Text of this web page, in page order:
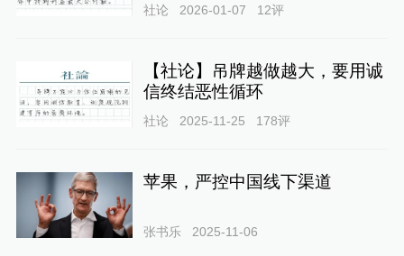
社论 2026-01-07 12评
【社论】吊牌越做越大，要用诚
信终结恶性循环
社论 2025-11-25 178评
苹果，严控中国线下渠道
张书乐 2025-11-06